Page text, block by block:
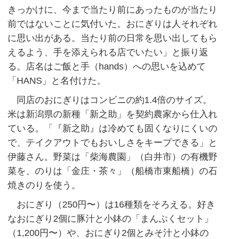
きっかけに、今まで当たり前にあったものが当たり
前ではないことに気付いた。おにぎりは人それぞれ
に思い出がある。当たり前の日常を思い出してもら
えるよう、手を添えられる店でいたい」と振り返
る。店名はご飯と手（hands）への思いを込めて
「HANS」と名付けた。
同店のおにぎりはコンビニの約1.4倍のサイズ。
米は新潟県の新種「新之助」を契約農家から仕入れ
ている。「『新之助』は冷めても固くなりにくいの
で、テイクアウトでもおいしさをキープできる」と
伊藤さん。野菜は「柴海農園」（白井市）の有機野
菜を、のりは「金庄・茶々」（船橋市東船橋）の石
焼きのりを使う。
おにぎり（250円〜）は16種類をそろえる。好き
なおにぎり2個に豚汁と小鉢の「まんぷくセット」
（1,200円〜）や、おにぎり2個とみそ汁と小鉢の